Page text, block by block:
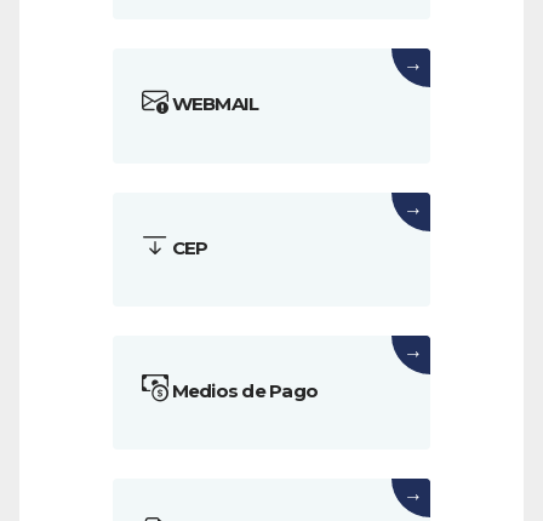
WEBMAIL
→
CEP
→
Medios de Pago
→
→